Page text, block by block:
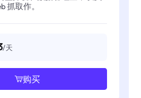
抓取作。
/天
购买